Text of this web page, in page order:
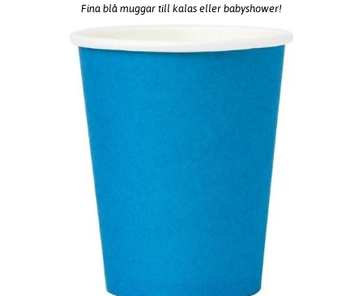
Fina blå muggar till kalas eller babyshower!